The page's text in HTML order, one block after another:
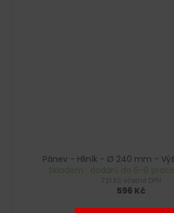
Pánev - Hliník - Ø 240 mm -
Skladem : dodání do 6-8
596 Kč